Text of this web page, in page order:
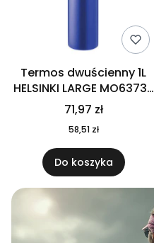
Termos dwuścienny 1L
HELSINKI LARGE MO6373-
04
71,97 zł
58,51 zł
Do koszyka